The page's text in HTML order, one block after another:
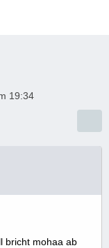
19:34
bricht mohaa ab